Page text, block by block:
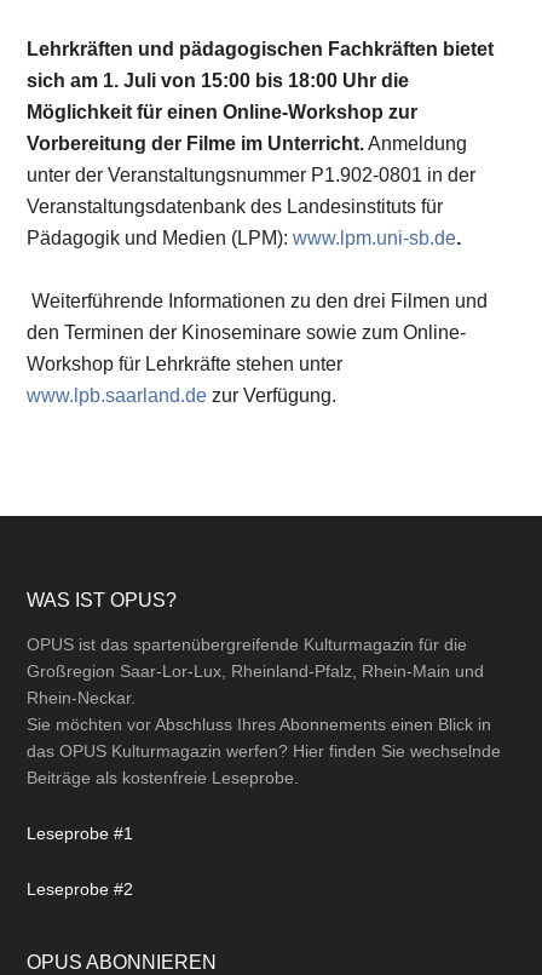
Lehrkräften und pädagogischen Fachkräften bietet
sich am 1. Juli von 15:00 bis 18:00 Uhr die
Möglichkeit für einen Online-Workshop zur
Vorbereitung der Filme im Unterricht.Anmeldung
unter der Veranstaltungsnummer P1.902-0801 in der
Veranstaltungsdatenbank des Landesinstituts für
Pädagogik und Medien (LPM):www.lpm.uni-sb.de.
Weiterführende Informationen zu den drei Filmen und
den Terminen der Kinoseminare sowie zum Online-
Workshop für Lehrkräfte stehen unter
www.lpb.saarland.de zur Verfügung.
Footer
WAS IST OPUS?
OPUS ist das spartenübergreifende Kulturmagazin für die
Großregion Saar-Lor-Lux, Rheinland-Pfalz, Rhein-Main und
Rhein-Neckar.
Sie möchten vor Abschluss Ihres Abonnements einen Blick in
das OPUS Kulturmagazin werfen? Hier finden Sie wechselnde
Beiträge als kostenfreie Leseprobe.
Leseprobe #1
Leseprobe #2
OPUS ABONNIEREN